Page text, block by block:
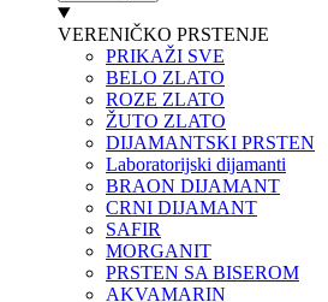
VERENIČKO PRSTENJE
PRIKAŽI SVE
BELO ZLATO
ROZE ZLATO
ŽUTO ZLATO
DIJAMANTSKI PRSTEN
Laboratorijski dijamanti
BRAON DIJAMANT
CRNI DIJAMANT
SAFIR
MORGANIT
PRSTEN SA BISEROM
AKVAMARIN